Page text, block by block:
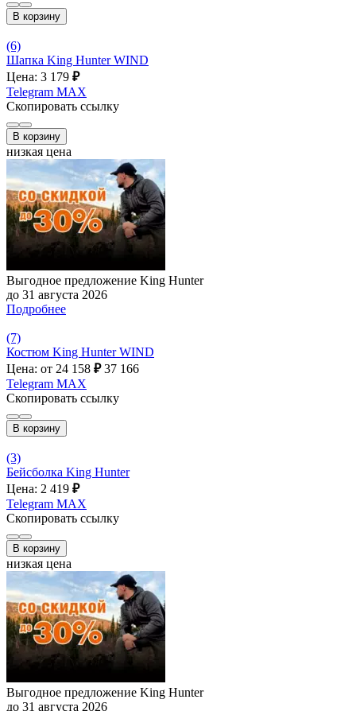
В корзину
(6)
Шапка King Hunter WIND
Цена: 3 179 ₽
Telegram MAX
Скопировать ссылку
В корзину
низкая цена
Выгодное предложение King Hunter
до 31 августа 2026
Подробнее
(7)
Костюм King Hunter WIND
Цена: от 24 158 ₽ 37 166
Telegram MAX
Скопировать ссылку
В корзину
(3)
Бейсболка King Hunter
Цена: 2 419 ₽
Telegram MAX
Скопировать ссылку
В корзину
низкая цена
Выгодное предложение King Hunter
до 31 августа 2026